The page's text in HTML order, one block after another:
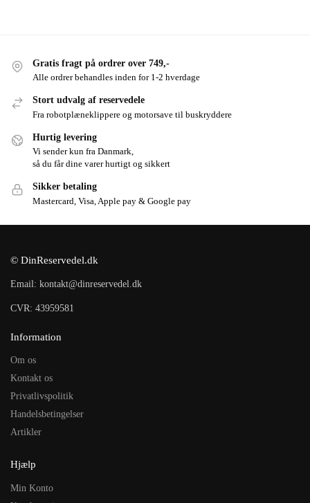
Gratis fragt på ordrer over 749,-
Alle ordrer behandles inden for 1-2 hverdage
Stort udvalg af reservedele
Fra robotplæneklippere og motorsave til buskryddere
Hurtig levering
Vi sender kun fra Danmark,
så du får dine varer hurtigt og sikkert
Sikker betaling
Mastercard, Visa, Apple pay & Google pay
© DinReservedel.dk
Email: kontakt@dinreservedel.dk
CVR: 43959581
Information
Om os
Kontakt os
Privatlivspolitik
Handelsbetingelser
Artikler
Hjælp
Min Konto